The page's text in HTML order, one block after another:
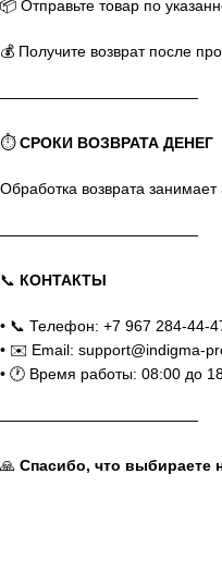
📦 Отправьте товар по
💰 Получите возврат после
—————————————
⏱️СРОКИ ВОЗВРАТА ДЕНЕГ
Обработка возврата
—————————————
📞 КОНТАКТЫ
• 📞 Телефон: +7 967 284-44-
• ✉️ Email: support@indigma-
• 🕐 Время работы: 08:00 до
—————————————
🙏 Спасибо, что выбираете